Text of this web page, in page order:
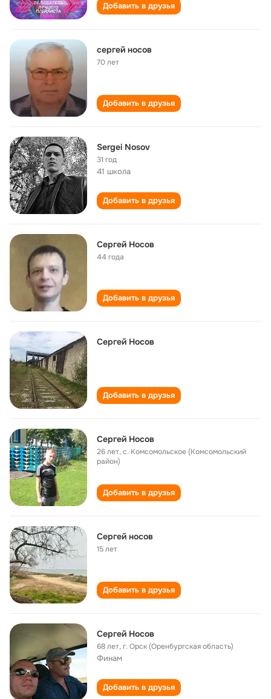
Добавить в друзья
сергей носов
70 лет
Добавить в друзья
Sergei Nosov
31 год
41 школа
Добавить в друзья
Сергей Носов
44 года
Добавить в друзья
Сергей Носов
Добавить в друзья
Сергей Носов
26 лет,с. Комсомольское (Комсомольский
район)
Добавить в друзья
Сергей носов
15 лет
Добавить в друзья
Сергей Носов
68 лет,г. Орск (Оренбургская область)
Финам
Добавить в друзья